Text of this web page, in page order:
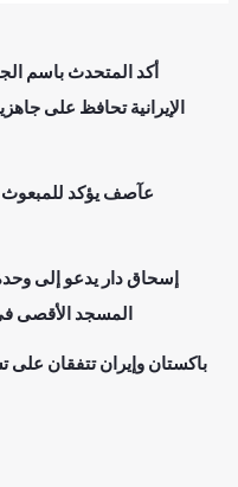
أكد المتحدث باسم
الإيرانية تحافظ على
عآصف يؤكد للمبعوث
إسحاق دار يدعو إلى
المسجد الأقصى في
باكستان وإيران تتفقان على